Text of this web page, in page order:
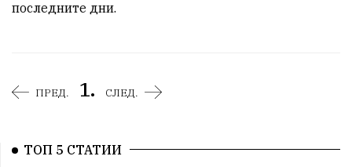
последните дни.
ПРЕД. 1. СЛЕД.
ТОП 5 СТАТИИ